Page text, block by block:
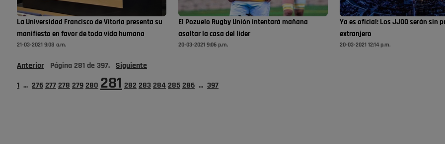
La Universidad Francisco de Vitoria presenta su
manifiesto en favor de toda vida humana
21-03-2021 9:08 a.m.
El Pozuelo Rugby Unión intentará mañana
asaltar la casa del líder
20-03-2021 9:06 p.m.
Ya es oficial: Los JJOO serán sin
extranjero
20-03-2021 12:14 p.m.
Anterior Página 281 de 397. Siguiente
1 ... 276 277 278 279 280 281 282 283 284 285 286 ... 397